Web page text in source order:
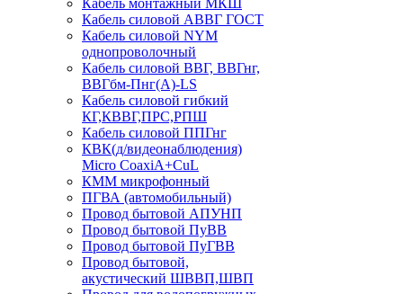
Кабель монтажный МКШ
Кабель силовой АВВГ ГОСТ
Кабель силовой NYM
однопроволочный
Кабель силовой ВВГ, ВВГнг,
ВВГбм-Пнг(А)-LS
Кабель силовой гибкий
КГ,КВВГ,ПРС,РПШ
Кабель силовой ППГнг
КВК(д/видеонаблюдения)
Micro CoaxiA+CuL
КММ микрофонный
ПГВА (автомобильный)
Провод бытовой АПУНП
Провод бытовой ПуВВ
Провод бытовой ПуГВВ
Провод бытовой,
акустический ШВВП,ШВП